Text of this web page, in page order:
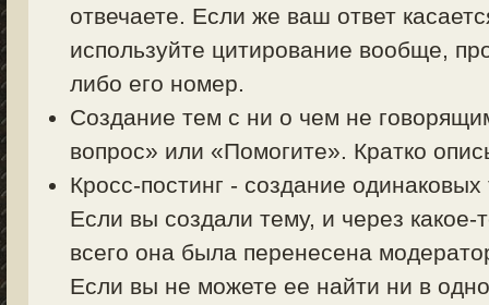
отвечаете. Если же ваш ответ
используйте цитирование вообще,
либо его номер.
Создание тем с ни о чем не
вопрос» или «Помогите». Кратко
Кросс-постинг - создание
Если вы создали тему, и через
всего она была перенесена
Если вы не можете ее найти ни в